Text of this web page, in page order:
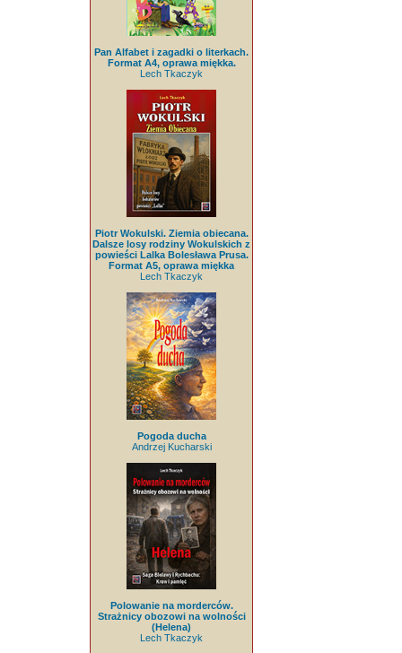
Pan Alfabet i zagadki o literkach.
Format A4, oprawa miękka.
Lech Tkaczyk
Piotr Wokulski. Ziemia obiecana.
Dalsze losy rodziny Wokulskich z
powieści Lalka Bolesława Prusa.
Format A5, oprawa miękka
Lech Tkaczyk
Pogoda ducha
Andrzej Kucharski
Polowanie na morderców.
Strażnicy obozowi na wolności
(Helena)
Lech Tkaczyk